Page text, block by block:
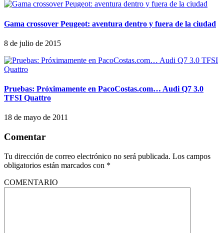
Gama crossover Peugeot: aventura dentro y fuera de la ciudad
8 de julio de 2015
Pruebas: Próximamente en PacoCostas.com… Audi Q7 3.0
TFSI Quattro
18 de mayo de 2011
Comentar
Tu dirección de correo electrónico no será publicada. Los campos
obligatorios están marcados con *
COMENTARIO